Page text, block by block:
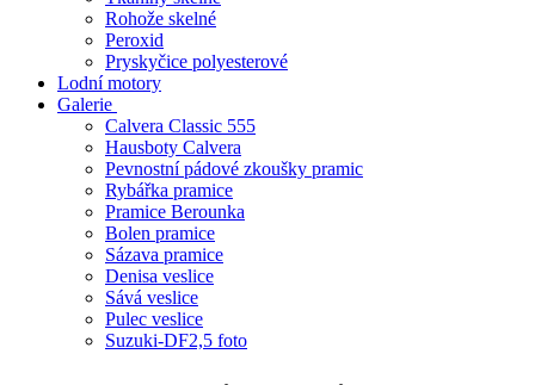
Rohože skelné
Peroxid
Pryskyčice polyesterové
Lodní motory
Galerie
Calvera Classic 555
Hausboty Calvera
Pevnostní pádové zkoušky pramic
Rybářka pramice
Pramice Berounka
Bolen pramice
Sázava pramice
Denisa veslice
Sává veslice
Pulec veslice
Suzuki-DF2,5 foto